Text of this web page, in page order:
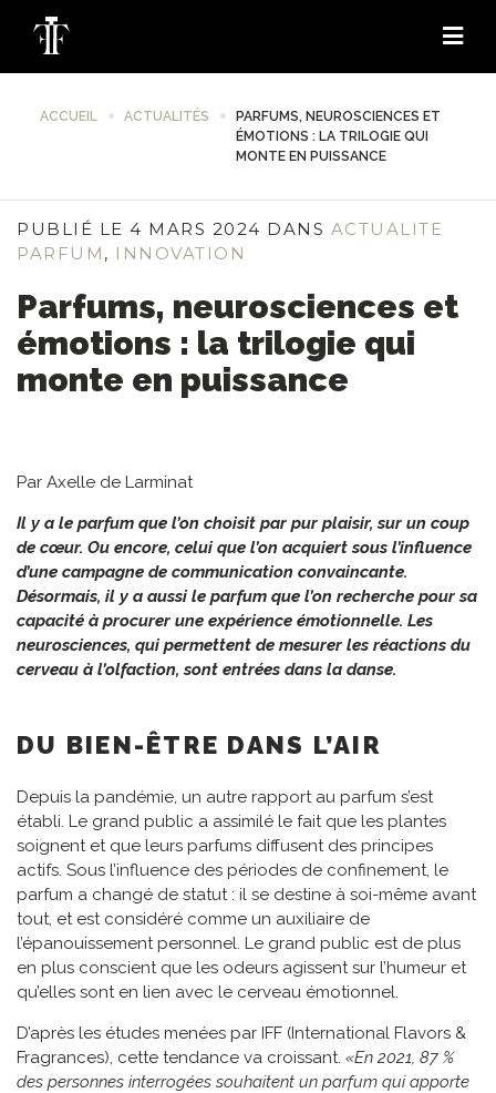
ACCUEIL ACTUALITÉS
PARFUMS, NEUROSCIENCES ET
ÉMOTIONS : LA TRILOGIE QUI
MONTE EN PUISSANCE
PUBLIÉ LE 4 MARS 2024 DANS ACTUALITE
PARFUM , INNOVATION
Parfums, neurosciences et
émotions : la trilogie qui
monte en puissance
Par Axelle de Larminat
Il y a le parfum que l’on choisit par pur plaisir, sur un coup
de cœur. Ou encore, celui que l’on acquiert sous l’influence
d’une campagne de communication convaincante.
Désormais, il y a aussi le parfum que l’on recherche pour sa
capacité à procurer une expérience émotionnelle. Les
neurosciences, qui permettent de mesurer les réactions du
cerveau à l’olfaction, sont entrées dans la danse.
DU BIEN-ÊTRE DANS L’AIR
Depuis la pandémie, un autre rapport au parfum s’est
établi. Le grand public a assimilé le fait que les plantes
soignent et que leurs parfums diffusent des principes
actifs. Sous l’influence des périodes de confinement, le
parfum a changé de statut : il se destine à soi-même avant
tout, et est considéré comme un auxiliaire de
l’épanouissement personnel. Le grand public est de plus
en plus conscient que les odeurs agissent sur l’humeur et
qu’elles sont en lien avec le cerveau émotionnel.
D’après les études menées par IFF (International Flavors &
Fragrances), cette tendance va croissant. «En 2021, 87 %
des personnes interrogées souhaitent un parfum qui apporte